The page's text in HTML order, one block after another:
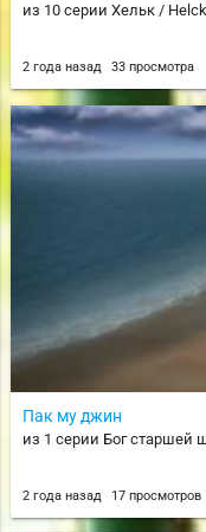
из 10 серии Хельк / Helck
2 года назад 33 просмотра
Пак му джин
из 1 серии Бог старшей
2 года назад 17 просмотров